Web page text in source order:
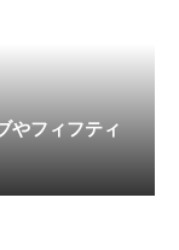
やフィフティ